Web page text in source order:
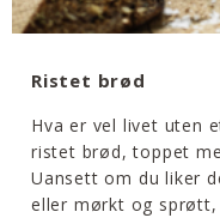
Ristet brød
Hva er vel livet uten
ristet brød, toppet
Uansett om du liker
eller mørkt og